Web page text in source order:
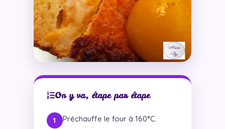
On y va, étape par étape
Préchauffe le four à 160°C.